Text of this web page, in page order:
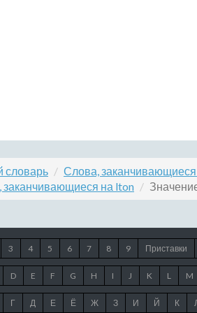
словарь Слова, заканчивающиеся
заканчивающиеся на lton
3 4 5 6 7 8 9 Приставки
D E F G H I J K L M
Г Д Е Ё Ж З И Й К